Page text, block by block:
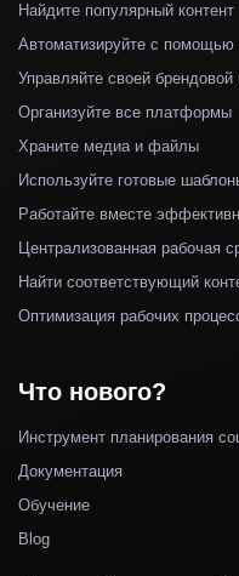
Найдите популярный контент
Автоматизируйте с
Управляйте своей
Организуйте все платформы
Храните медиа и файлы
Используйте готовые
Работайте вместе
Централизованная рабочая
Найти соответствующий
Оптимизация рабочих
Что нового?
Инструмент планирования
Документация
Обучение
Blog